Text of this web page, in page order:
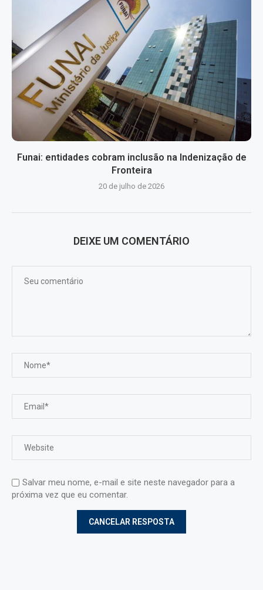
Funai: entidades cobram inclusão na Indenização de
Fronteira
20 de julho de 2026
DEIXE UM COMENTÁRIO
Salvar meu nome, e-mail e site neste navegador para a
próxima vez que eu comentar.